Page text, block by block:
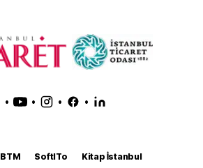
• • • •
BTM SoftITo
Kitap İstanbul